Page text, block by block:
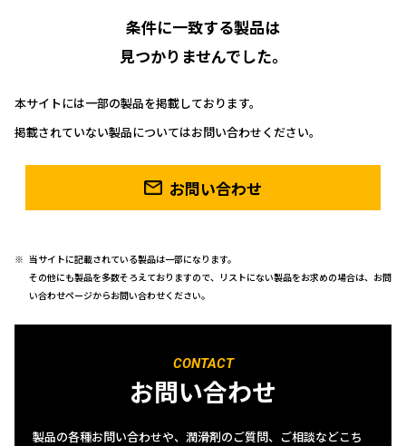
条件に一致する製品は
見つかりませんでした。
本サイトには一部の製品を掲載しております。
掲載されていない製品についてはお問い合わせください。
お問い合わせ
当サイトに記載されている製品は一部になります。
その他にも製品を多数そろえておりますので、リストにない製品をお求めの場合は、お問
い合わせページからお問い合わせください。
CONTACT
お問い合わせ
製品の各種お問い合わせや、潤滑剤のご質問、ご相談などこち